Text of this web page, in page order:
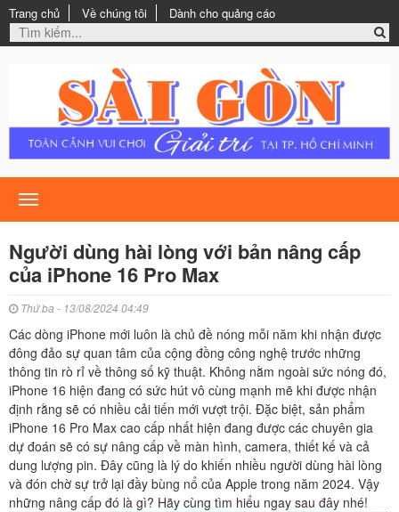
Trang chủ Về chúng tôi Dành cho quảng cáo
Toggle
navigation
Người dùng hài lòng với bản nâng cấp
của iPhone 16 Pro Max
Thứ ba - 13/08/2024 04:49
Các dòng iPhone mới luôn là chủ đề nóng mỗi năm khi nhận được
đông đảo sự quan tâm của cộng đồng công nghệ trước những
thông tin rò rỉ về thông số kỹ thuật. Không nằm ngoài sức nóng đó,
iPhone 16 hiện đang có sức hút vô cùng mạnh mẽ khi được nhận
định rằng sẽ có nhiều cải tiến mới vượt trội. Đặc biệt, sản phẩm
iPhone 16 Pro Max cao cấp nhất hiện đang được các chuyên gia
dự đoán sẽ có sự nâng cấp về màn hình, camera, thiết kế và cả
dung lượng pin. Đây cũng là lý do khiến nhiều người dùng hài lòng
và đón chờ sự trở lại đầy bùng nổ của Apple trong năm 2024. Vậy
những nâng cấp đó là gì? Hãy cùng tìm hiểu ngay sau đây nhé!